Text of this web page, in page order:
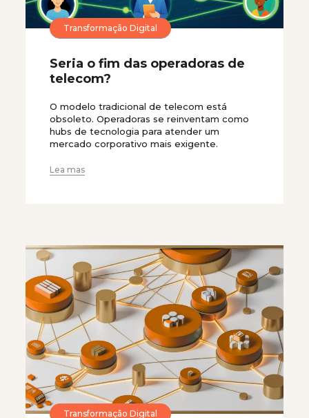
Transformação Digital
Seria o fim das operadoras de
telecom?
O modelo tradicional de telecom está
obsoleto. Operadoras se reinventam como
hubs de tecnologia para atender um
mercado corporativo mais exigente.
Lea mas
Transformação Digital